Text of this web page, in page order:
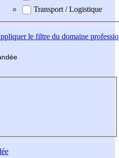
Transport / Logistique
le filtre du domaine